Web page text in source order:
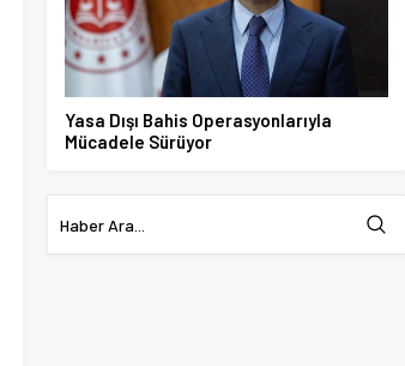
Yasa Dışı Bahis Operasyonlarıyla
Mücadele Sürüyor